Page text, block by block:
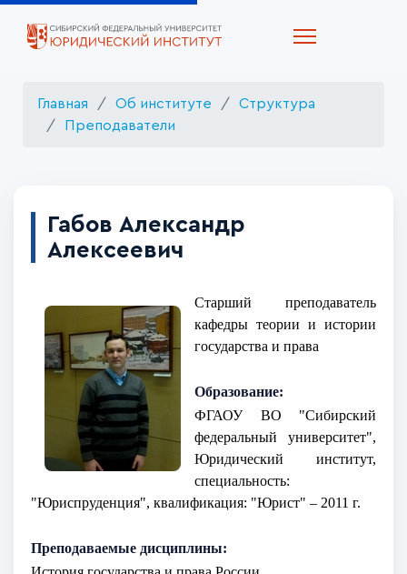
Главная Об институте
Структура
Преподаватели
Габов Александр
Алексеевич
Старший преподаватель
кафедры теории и истории
государства и права
Образование:
ФГАОУ ВО "Сибирский
федеральный университет",
Юридический институт,
специальность:
"Юриспруденция", квалификация: "Юрист" – 2011 г.
Преподаваемые дисциплины: